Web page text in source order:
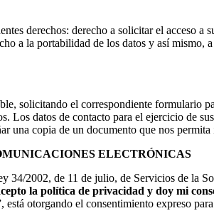
derechos: derecho a solicitar el acceso
a la portabilidad de los datos y así
solicitando el correspondiente
Los datos de contacto para el ejercicio de
una copia de un documento que nos
ELECTRÓNICAS
34/2002, de 11 de julio, de Servicios de la
la política de privacidad y doy mi
está otorgando el consentimiento expreso